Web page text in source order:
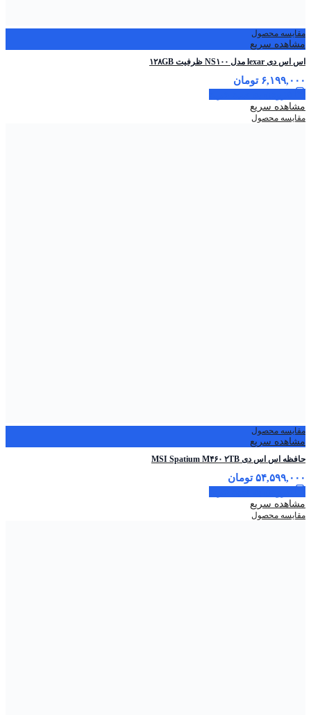
مقایسه محصول
مشاهده سریع
اس اس دی lexar مدل NS۱۰۰ ظرفیت ۱۲۸GB
۶,۱۹۹,۰۰۰ تومان
مشاهده سریع
مقایسه محصول
مقایسه محصول
مشاهده سریع
حافظه اس اس دی MSI Spatium M۴۶۰ ۲TB
۵۴,۵۹۹,۰۰۰ تومان
مشاهده سریع
مقایسه محصول